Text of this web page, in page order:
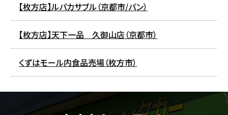
【枚方店】ルパカサブル（京都市/パン）
【枚方店】天下一品 久御山店（京都市）
くずはモール内食品売場（枚方市）